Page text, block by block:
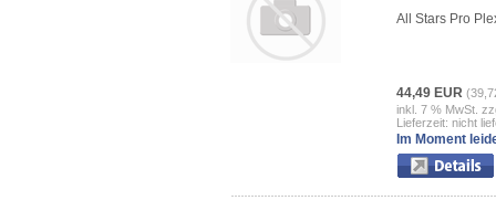
All Stars Pro
44,49 EUR
inkl. 7 % MwSt.
Lieferzeit: nicht
Im Moment